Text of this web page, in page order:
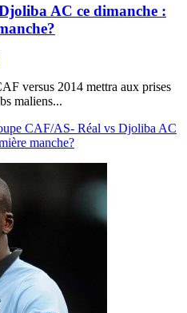
AC ce dimanche :
versus 2014 mettra aux prises
maliens...
CAF/AS- Réal vs Djoliba AC
manche?